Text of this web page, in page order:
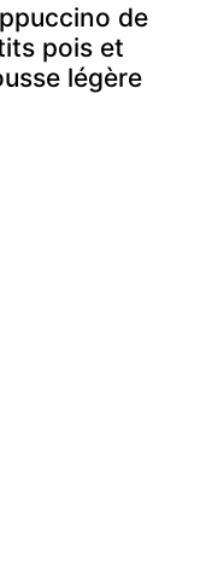
de
pois et
légère